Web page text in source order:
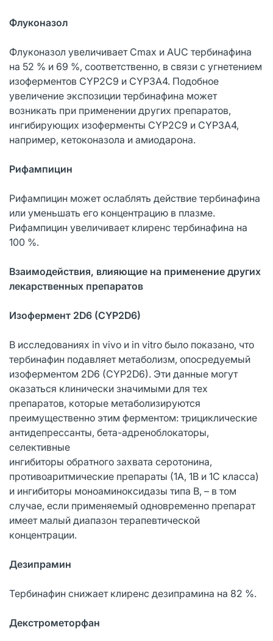
Флуконазол
Флуконазол увеличивает Cmax и AUC тербинафина
на 52 % и 69 %, соответственно, в связи с угнетением
изоферментов CYP2C9 и CYP3A4. Подобное
увеличение экспозиции тербинафина может
возникать при применении других препаратов,
ингибирующих изоферменты CYP2C9 и CYP3A4,
например, кетоконазола и амиодарона.
Рифампицин
Рифампицин может ослаблять действие тербинафина
или уменьшать его концентрацию в плазме.
Рифампицин увеличивает клиренс тербинафина на
100 %.
Взаимодействия, влияющие на применение других
лекарственных препаратов
Изофермент 2D6 (CYP2D6)
В исследованиях in vivo и in vitro было показано, что
тербинафин подавляет метаболизм, опосредуемый
изоферментом 2D6 (CYP2D6). Эти данные могут
оказаться клинически значимыми для тех
препаратов, которые метаболизируются
преимущественно этим ферментом: трициклические
антидепрессанты, бета-адреноблокаторы,
селективные
ингибиторы обратного захвата серотонина,
противоаритмические препараты (1А, 1В и 1C класса)
и ингибиторы моноаминоксидазы типа В, – в том
случае, если применяемый одновременно препарат
имеет малый диапазон терапевтической
концентрации.
Дезипрамин
Тербинафин снижает клиренс дезипрамина на 82 %.
Декстрометорфан